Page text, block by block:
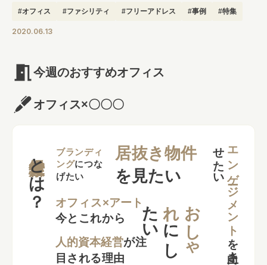
#オフィス #ファシリティ #フリーアドレス #事例 #特集
2020.06.13
今週のおすすめオフィス
オフィス×〇〇〇
とは？
ブランディ
ングにつな
げたい
居抜き物件
を見たい
オフィス×アート
今とこれから
人的資本経営が注
目される理由
お
し
ゃ
れ
に
し
た
い エンゲージメント
を
向上さ
せ
た
い